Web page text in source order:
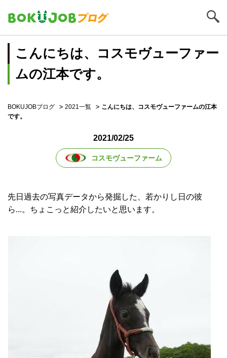
こんにちは、コスモヴューファー
ムの江本です。
BOKUJOBブログ 2021一覧
こんにちは、コスモヴューファームの江本
です。
2021/02/25
コスモヴューファーム
先日過去の写真データから発掘した、若かりし日の彼
ら...。ちょこっと紹介したいと思います。